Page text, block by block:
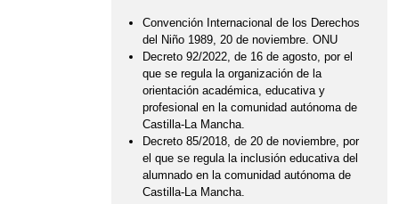
Convención Internacional de los Derechos
del Niño 1989, 20 de noviembre. ONU
Decreto 92/2022, de 16 de agosto, por el
que se regula la organización de la
orientación académica, educativa y
profesional en la comunidad autónoma de
Castilla-La Mancha.
Decreto 85/2018, de 20 de noviembre, por
el que se regula la inclusión educativa del
alumnado en la comunidad autónoma de
Castilla-La Mancha.